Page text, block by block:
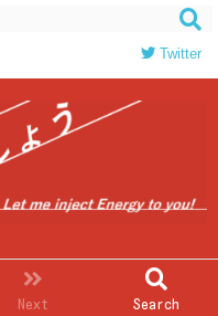
Next Search
Twitter